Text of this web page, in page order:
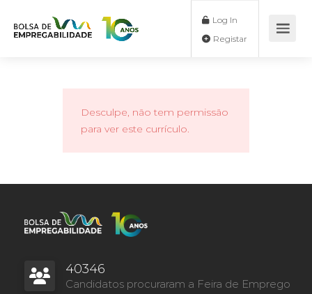
Log In
Desculpe, não tem permissão
para ver este currículo.
40346
Candidatos procuraram a Feira de Emprego